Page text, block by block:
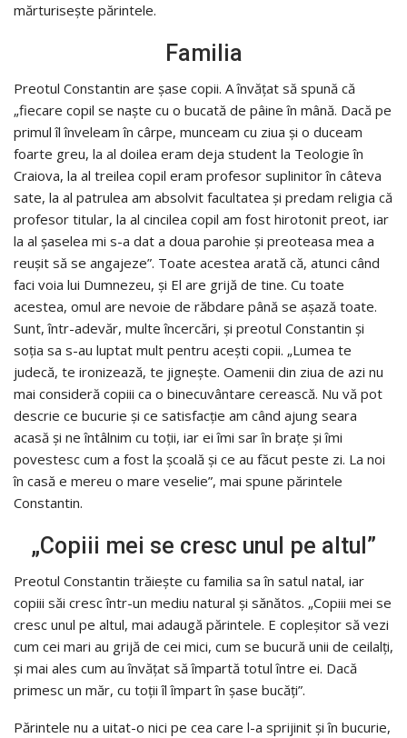
mărturiseşte părintele.
Familia
Preotul Constantin are șase copii. A învăţat să spună că
„fiecare copil se naște cu o bucată de pâine în mână. Dacă pe
primul îl înveleam în cârpe, munceam cu ziua și o duceam
foarte greu, la al doilea eram deja student la Teologie în
Craiova, la al treilea copil eram profesor suplinitor în câteva
sate, la al patrulea am absolvit facultatea și predam religia că
profesor titular, la al cincilea copil am fost hirotonit preot, iar
la al șaselea mi s-a dat a doua parohie și preoteasa mea a
reușit să se angajeze”. Toate acestea arată că, atunci când
faci voia lui Dumnezeu, și El are grijă de tine. Cu toate
acestea, omul are nevoie de răbdare până se așază toate.
Sunt, într-adevăr, multe încercări, și preotul Constantin și
soția sa s-au luptat mult pentru acești copii. „Lumea te
judecă, te ironizează, te jignește. Oamenii din ziua de azi nu
mai consideră copiii ca o binecuvântare cerească. Nu vă pot
descrie ce bucurie și ce satisfacție am când ajung seara
acasă și ne întâlnim cu toții, iar ei îmi sar în brațe și îmi
povestesc cum a fost la școală și ce au făcut peste zi. La noi
în casă e mereu o mare veselie”, mai spune părintele
Constantin.
„Copiii mei se cresc unul pe altul”
Preotul Constantin trăiește cu familia sa în satul natal, iar
copiii săi cresc într-un mediu natural și sănătos. „Copiii mei se
cresc unul pe altul, mai adaugă părintele. E copleșitor să vezi
cum cei mari au grijă de cei mici, cum se bucură unii de ceilalți,
și mai ales cum au învățat să împartă totul între ei. Dacă
primesc un măr, cu toţii îl împart în șase bucăți”.
Părintele nu a uitat-o nici pe cea care l-a sprijinit și în bucurie,